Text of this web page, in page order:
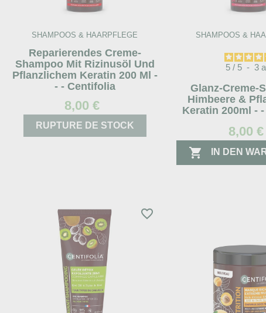
SHAMPOOS & HAARPFLEGE
Reparierendes Creme-
Shampoo Mit Rizinusöl Und
Pflanzlichem Keratin 200 Ml -
- - Centifolia
8,00 €
RUPTURE DE STOCK
SHAMPOOS &
5 / 5 - 3
Glanz-Creme-
Himbeere &
Keratin 200ml -
8,00 €
 IN DEN
favorite_border